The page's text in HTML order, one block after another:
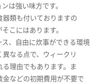
は強い味方です。
類も付いておりますの
こにはあります。
、自由に炊事ができる環境
なる点で、ウィークリ
理由でもあります。ま
などの初期費用が不要で